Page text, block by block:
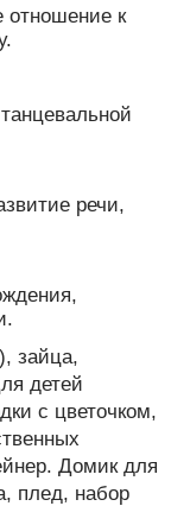
отношение к
речи,
зайца,
детей
с цветочком,
Домик для
плед, набор